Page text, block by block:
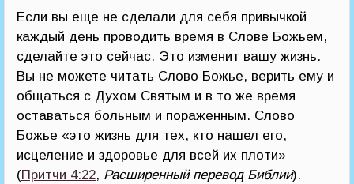
Если вы еще не сделали для себя привычкой
каждый день проводить время в Слове Божьем,
сделайте это сейчас. Это изменит вашу жизнь.
Вы не можете читать Слово Божье, верить ему и
общаться с Духом Святым и в то же время
оставаться больным и пораженным. Слово
Божье «это жизнь для тех, кто нашел его,
исцеление и здоровье для всей их плоти»
(Притчи 4:22, Расширенный перевод Библии).